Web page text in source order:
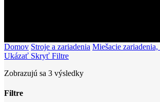
Domov Stroje a zariadenia Miešacie
Ukázať Skryť Filtre
Zobrazujú sa 3 výsledky
Filtre